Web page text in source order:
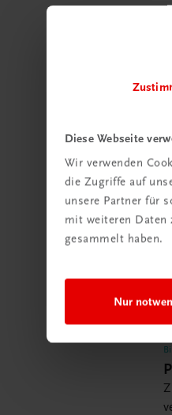
Diese Webseite
Wir verwenden
die Zugriffe auf
unsere Partner für
mit weiteren Daten
gesammelt haben.
Nur
€